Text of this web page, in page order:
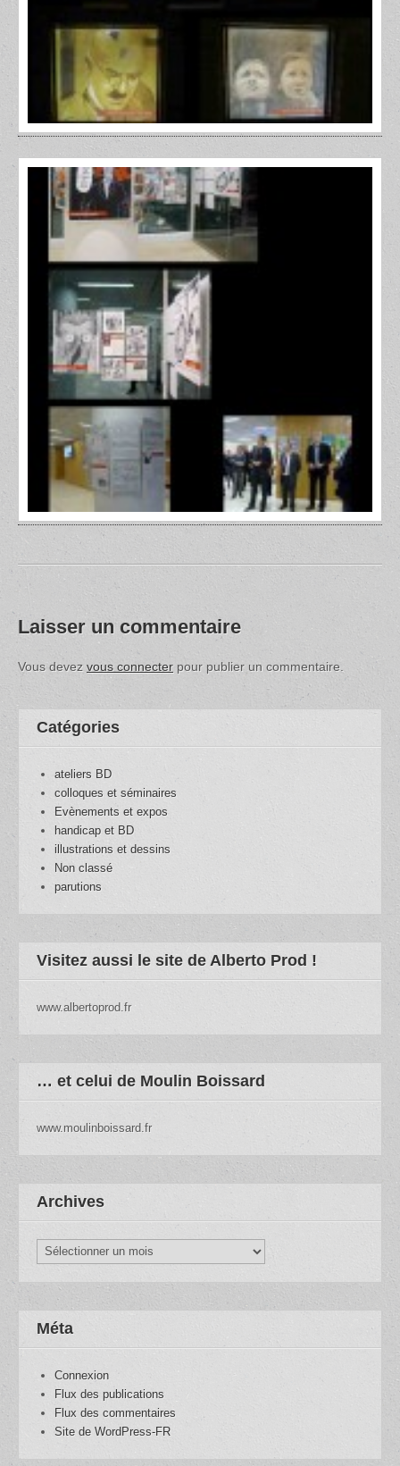
Laisser un commentaire
Vous devez vous connecter pour publier un commentaire.
Catégories
ateliers BD
colloques et séminaires
Evènements et expos
handicap et BD
illustrations et dessins
Non classé
parutions
Visitez aussi le site de Alberto Prod !
www.albertoprod.fr
… et celui de Moulin Boissard
www.moulinboissard.fr
Archives
Archives
Méta
Connexion
Flux des publications
Flux des commentaires
Site de WordPress-FR